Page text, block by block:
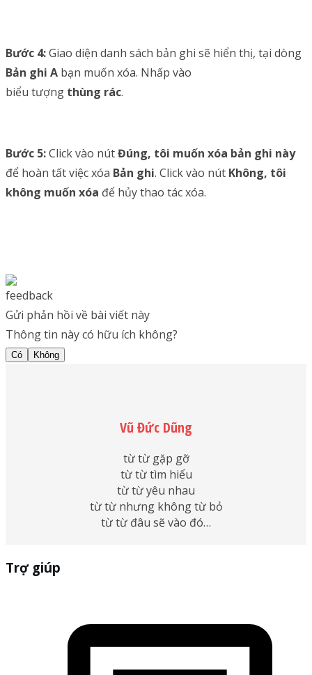
Bước 4:Giao diện danh sách bản ghi sẽ hiển thị, tại dòng
Bản ghi A bạn muốn xóa. Nhấp vào
biểu tượng thùng rác.
Bước 5:Click vào nútĐúng, tôi muốn xóa bản ghi này
để hoàn tất việc xóa Bản ghi. Click vào nút Không, tôi
không muốn xóa để hủy thao tác xóa.
Gửi phản hồi về bài viết này
Thông tin này có hữu ích không?
Có Không
Vũ Đức Dũng
từ từ gặp gỡ
từ từ tìm hiểu
từ từ yêu nhau
từ từ nhưng không từ bỏ
từ từ đâu sẽ vào đó…
Trợ giúp